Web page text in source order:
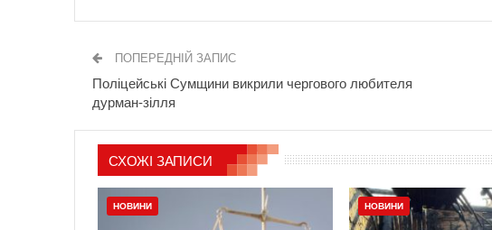
ПОПЕРЕДНІЙ ЗАПИС
Поліцейські Сумщини викрили чергового любителя
дурман-зілля
СХОЖІ ЗАПИСИ
НОВИНИ НОВИНИ